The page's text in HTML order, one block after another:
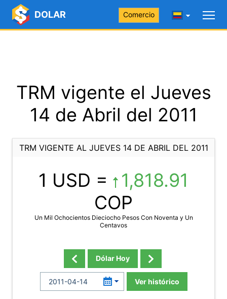
DOLAR Comercio
TRM vigente el Jueves
14 de Abril del 2011
TRM VIGENTE AL JUEVES 14 DE ABRIL DEL 2011
1 USD =
1,818.91
COP
Un Mil Ochocientos Dieciocho Pesos Con Noventa y Un
Centavos
Dólar Hoy
Ver histórico